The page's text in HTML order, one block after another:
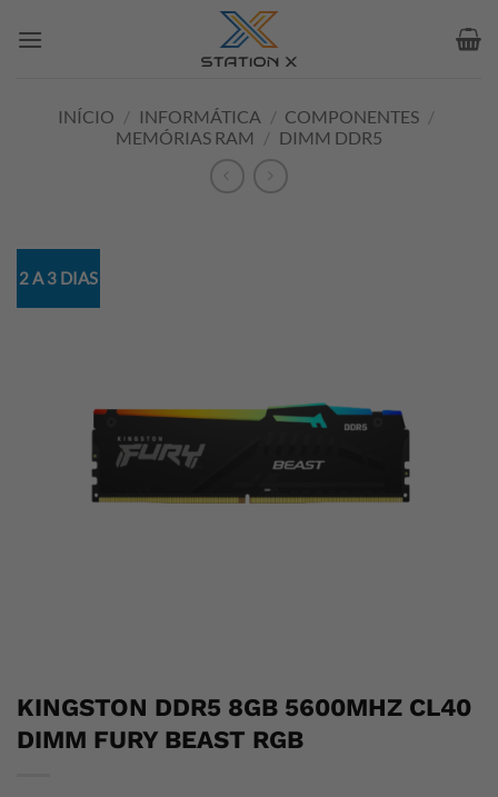
INÍCIO / INFORMÁTICA / COMPONENTES /
MEMÓRIAS RAM / DIMM DDR5
2 A 3 DIAS
KINGSTON DDR5 8GB 5600MHZ CL40
DIMM FURY BEAST RGB